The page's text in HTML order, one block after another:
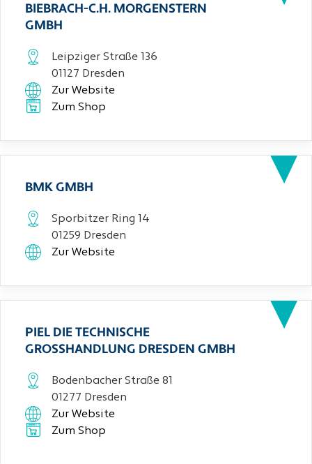
BIEBRACH-C.H. MORGENSTERN
GMBH
Leipziger Straße 136
01127 Dresden
Zur Website
Zum Shop
BMK GMBH
Sporbitzer Ring 14
01259 Dresden
Zur Website
PIEL DIE TECHNISCHE
GROSSHANDLUNG DRESDEN GMBH
Bodenbacher Straße 81
01277 Dresden
Zur Website
Zum Shop